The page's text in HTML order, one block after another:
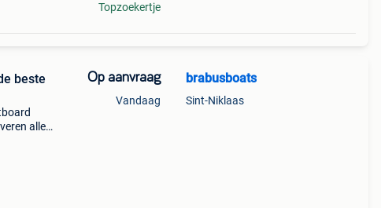
Topzoekertje
beste
alle
Op aanvraag
Vandaag
brabusboats
Sint-Niklaas